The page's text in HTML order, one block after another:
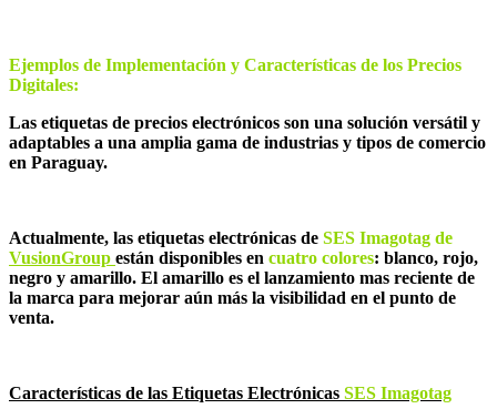
Ejemplos de Implementación y Características de los Precios
Digitales:
Las etiquetas de precios electrónicos son una solución versátil y
adaptables a una amplia gama de industrias y tipos de comercio
en Paraguay.
Actualmente, las etiquetas electrónicas de SES Imagotag de
VusionGroup están disponibles en cuatro colores: blanco, rojo,
negro y amarillo. El amarillo es el lanzamiento mas reciente de
la marca para mejorar aún más la visibilidad en el punto de
venta.
Características de las Etiquetas Electrónicas SES Imagotag